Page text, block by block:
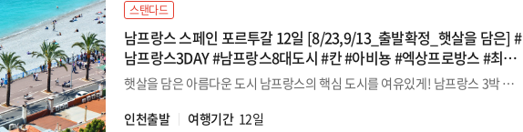
스탠다드
남프랑스 스페인 포르투갈 12일 [8/23,9/13_출발확정_햇살을 담은] #
남프랑스3DAY #남프랑스8대도시 #칸 #아비뇽 #엑상프로방스 #최단
동선 #리스본IN-니스OUT
햇살을 담은 아름다운 도시 남프랑스의 핵심 도시를 여유있게! 남프랑스 3박 및 8대 도시 관광
인천출발
여행기간 12일